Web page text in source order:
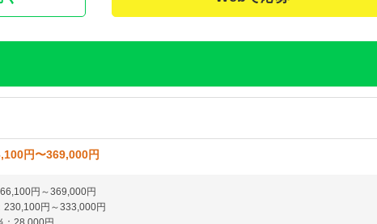
円〜369,000円
円～369,000円
230,100円～333,000円